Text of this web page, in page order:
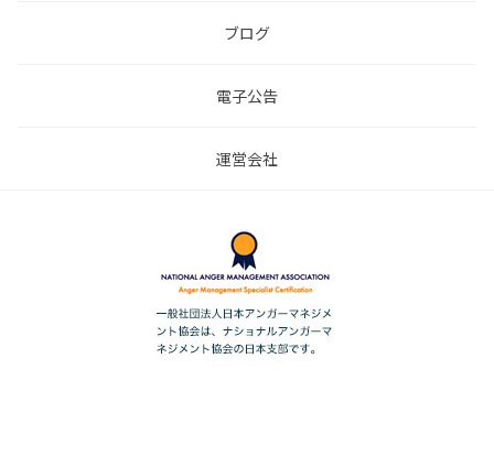
ブログ
電子公告
運営会社